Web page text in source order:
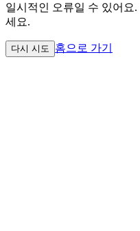
일시적인 오류일 수 있어요.
세요.
다시 시도 홈으로 가기